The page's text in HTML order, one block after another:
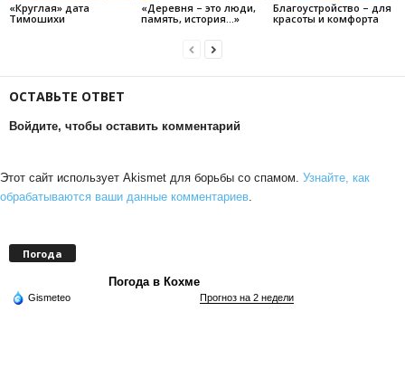
«Круглая» дата
Тимошихи
«Деревня – это люди,
память, история…»
Благоустройство – для
красоты и комфорта
ОСТАВЬТЕ ОТВЕТ
Войдите, чтобы оставить комментарий
Этот сайт использует Akismet для борьбы со спамом. Узнайте, как
обрабатываются ваши данные комментариев.
Погода
Погода в Кохме
Gismeteo Прогноз на 2 недели